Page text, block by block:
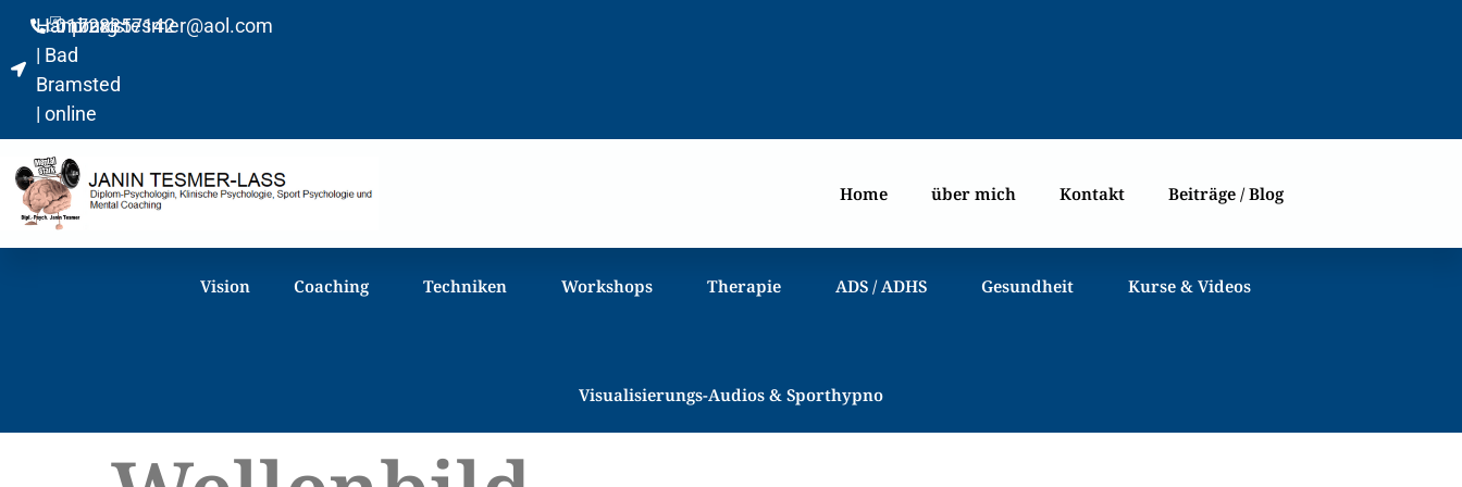
Hamburg
| Bad
Bramsted
| online
01728357142
praxistesmer@aol.com​
Home über mich Kontakt Beiträge / Blog
Vision Coaching Techniken Workshops Therapie ADS / ADHS Gesundheit Kurse & Videos
Visualisierungs-Audios & Sporthypno